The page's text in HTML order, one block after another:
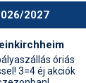
2027
óriás
3=4 éj akciók